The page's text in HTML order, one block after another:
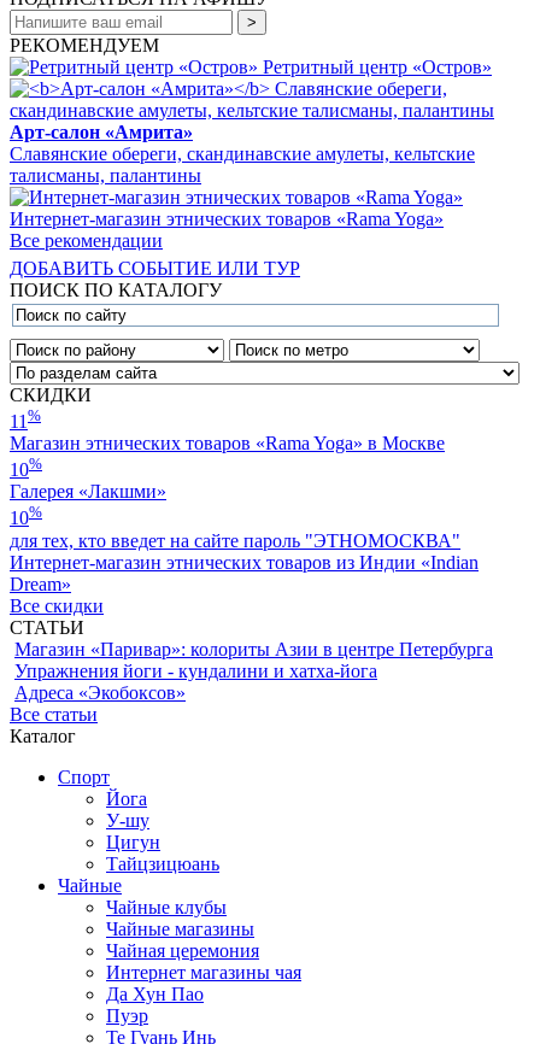
РЕКОМЕНДУЕМ
Ретритный центр «Остров»
Арт-салон «Амрита»
Славянские обереги, скандинавские амулеты, кельтские
талисманы, палантины
Интернет-магазин этнических товаров «Rama Yoga»
Все рекомендации
ДОБАВИТЬ СОБЫТИЕ ИЛИ ТУР
ПОИСК ПО КАТАЛОГУ
СКИДКИ
11 %
Магазин этнических товаров «Rama Yoga» в Москве
10%
Галерея «Лакшми»
10%
для тех, кто введет на сайте пароль "ЭТНОМОСКВА"
Интернет-магазин этнических товаров из Индии «Indian
Dream»
Все скидки
СТАТЬИ
Магазин «Паривар»: колориты Азии в центре Петербурга
Упражнения йоги - кундалини и хатха-йога
Адреса «Экобоксов»
Все статьи
Каталог
Спорт
Йога
У-шу
Цигун
Тайцзицюань
Чайные
Чайные клубы
Чайные магазины
Чайная церемония
Интернет магазины чая
Да Хун Пао
Пуэр
Те Гуань Инь